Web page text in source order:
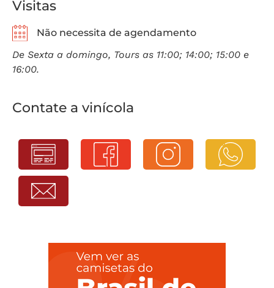
Visitas
Não necessita de agendamento
De Sexta a domingo, Tours as 11:00; 14:00; 15:00 e
16:00.
Contate a vinícola